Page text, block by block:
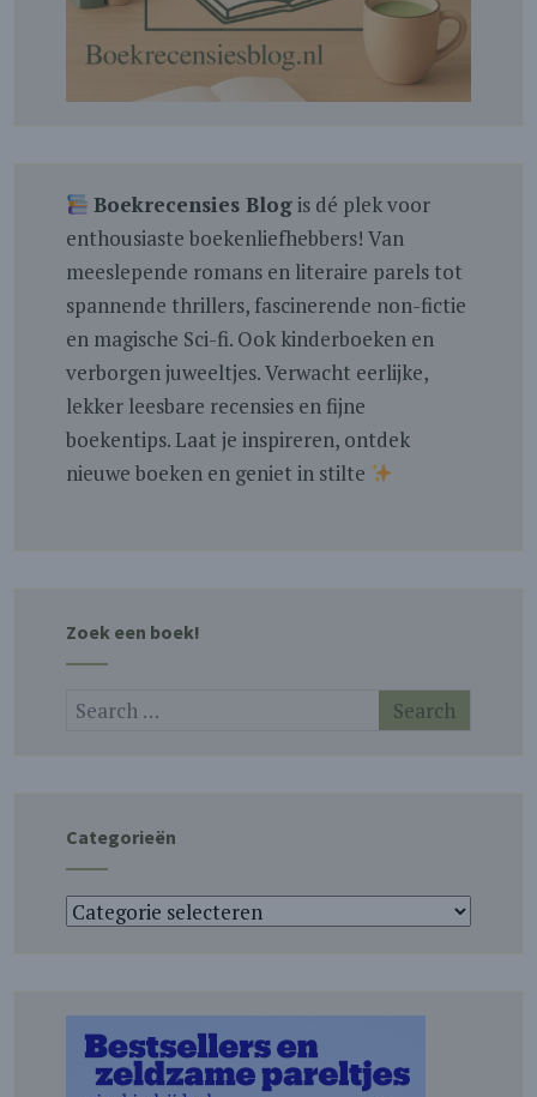
Boekrecensies Blogis dé plek voor
enthousiaste boekenliefhebbers! Van
meeslepende romans en literaire parels tot
spannende thrillers, fascinerende non-fictie
en magische Sci-fi. Ook kinderboeken en
verborgen juweeltjes. Verwacht eerlijke,
lekker leesbare recensies en fijne
boekentips. Laat je inspireren, ontdek
nieuwe boeken en geniet in stilte
Zoek een boek!
Categorieën
Categorieën